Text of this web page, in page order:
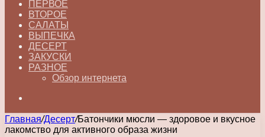
ПЕРВОЕ
ВТОРОЕ
САЛАТЫ
ВЫПЕЧКА
ДЕСЕРТ
ЗАКУСКИ
РАЗНОЕ
Обзор интернета
Главная/Десерт/Батончики мюсли — здоровое и вкусное
лакомство для активного образа жизни